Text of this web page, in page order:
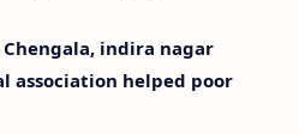
Chengala, indira nagar
association helped poor